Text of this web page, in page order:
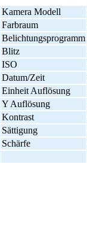
Kamera Modell
Farbraum
Belichtungsprogramm
Blitz
ISO
Datum/Zeit
Einheit Auflösung
Y Auflösung
Kontrast
Sättigung
Schärfe